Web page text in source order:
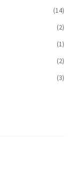
(14)
(2)
(1)
(2)
(3)